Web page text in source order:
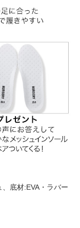
底材:EVA・ラバー